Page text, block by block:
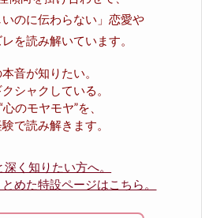
いのに伝わらない」恋愛や
を読み解いています。
音が知りたい。
シャクしている。
のモヤモヤ”を、
で読み解きます。
深く知りたい方へ。
めた特設ページはこちら。